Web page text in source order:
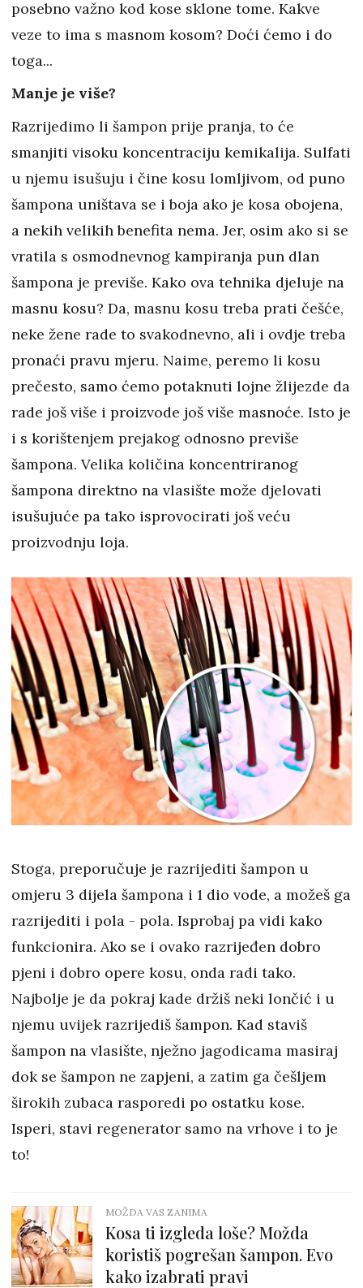
posebno važno kod kose sklone tome. Kakve
veze to ima s masnom kosom? Doći ćemo i do
toga...
Manje je više?
Razrijedimo li šampon prije pranja, to će
smanjiti visoku koncentraciju kemikalija. Sulfati
u njemu isušuju i čine kosu lomljivom, od puno
šampona uništava se i boja ako je kosa obojena,
a nekih velikih benefita nema. Jer, osim ako si se
vratila s osmodnevnog kampiranja pun dlan
šampona je previše. Kako ova tehnika djeluje na
masnu kosu? Da, masnu kosu treba prati češće,
neke žene rade to svakodnevno, ali i ovdje treba
pronaći pravu mjeru. Naime, peremo li kosu
prečesto, samo ćemo potaknuti lojne žlijezde da
rade još više i proizvode još više masnoće. Isto je
i s korištenjem prejakog odnosno previše
šampona. Velika količina koncentriranog
šampona direktno na vlasište može djelovati
isušujuće pa tako isprovocirati još veću
proizvodnju loja.
Stoga, preporučuje je razrijediti šampon u
omjeru 3 dijela šampona i 1 dio vode, a možeš ga
razrijediti i pola - pola. Isprobaj pa vidi kako
funkcionira. Ako se i ovako razrijeđen dobro
pjeni i dobro opere kosu, onda radi tako.
Najbolje je da pokraj kade držiš neki lončić i u
njemu uvijek razrijediš šampon. Kad staviš
šampon na vlasište, nježno jagodicama masiraj
dok se šampon ne zapjeni, a zatim ga češljem
širokih zubaca rasporedi po ostatku kose.
Isperi, stavi regenerator samo na vrhove i to je
to!
MOŽDA VAS ZANIMA
Kosa ti izgleda loše? Možda
koristiš pogrešan šampon. Evo
kako izabrati pravi